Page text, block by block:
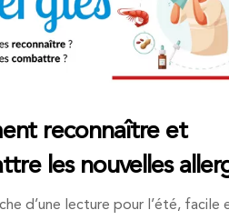
reconnaître et
les nouvelles
d’une lecture pour l’été, facile